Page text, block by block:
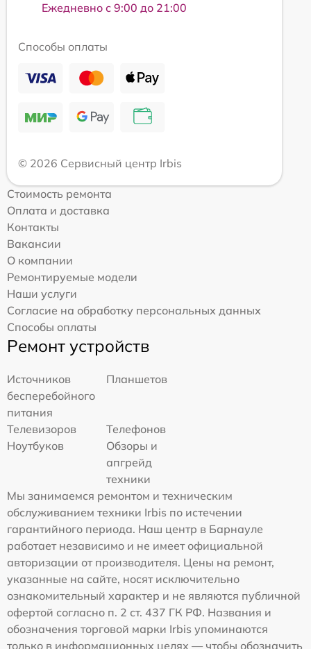
Ежедневно с 9:00 до 21:00
Способы оплаты
© 2026 Сервисный центр Irbis
Стоимость ремонта
Оплата и доставка
Контакты
Вакансии
О компании
Ремонтируемые модели
Наши услуги
Согласие на обработку персональных данных
Способы оплаты
Ремонт устройств
Источников
бесперебойного
питания
Планшетов
Телевизоров
Телефонов
Ноутбуков
Обзоры и
апгрейд
техники
Мы занимаемся ремонтом и техническим
обслуживанием техники Irbis по истечении
гарантийного периода. Наш центр в Барнауле
работает независимо и не имеет официальной
авторизации от производителя. Цены на ремонт,
указанные на сайте, носят исключительно
ознакомительный характер и не являются публичной
офертой согласно п. 2 ст. 437 ГК РФ. Названия и
обозначения торговой марки Irbis упоминаются
только в информационных целях — чтобы обозначить